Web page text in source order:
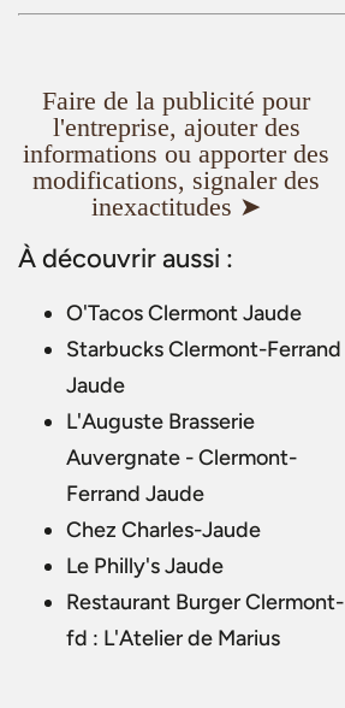
Faire de la publicité pour
l'entreprise, ajouter des
informations ou apporter des
modifications, signaler des
inexactitudes ➤
À découvrir aussi :
O'Tacos Clermont Jaude
Starbucks Clermont-Ferrand
Jaude
L'Auguste Brasserie
Auvergnate - Clermont-
Ferrand Jaude
Chez Charles-Jaude
Le Philly's Jaude
Restaurant Burger Clermont-
fd : L'Atelier de Marius